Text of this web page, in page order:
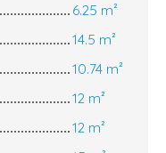
6.25 m²
14.5 m²
10.74 m²
12 m²
12 m²